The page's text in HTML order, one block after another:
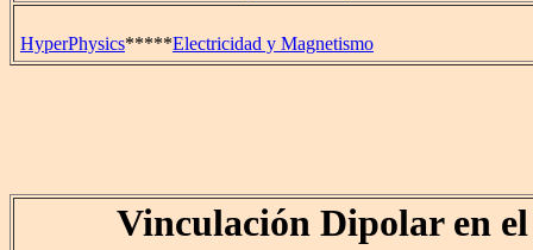
HyperPhysics*****Electricidad y Magnetismo
Vinculación Dipolar en